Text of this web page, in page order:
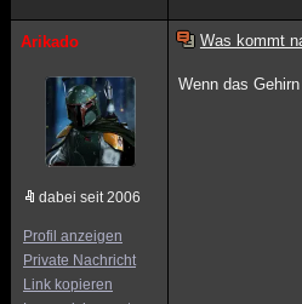
Arikado
dabei seit 2006
Profil anzeigen
Private Nachricht
Link kopieren
Was kommt
Wenn das